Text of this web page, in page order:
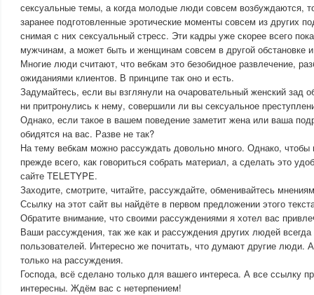
сексуальные темы, а когда молодые люди совсем возбуждаются,
заранее подготовленные эротические моменты совсем из других
снимая с них сексуальный стресс. Эти кадры уже скорее всего
мужчинам, а может быть и женщинам совсем в другой обстановке и
Многие люди считают, что вебкам это безобидное развлечение,
ожиданиями клиентов. В принципе так оно и есть.
Задумайтесь, если вы взглянули на очаровательный женский зад
ни притронулись к нему, совершили ли вы сексуальное
Однако, если такое в вашем поведение заметит жена или ваша
обидятся на вас. Разве не так?
На тему вебкам можно рассуждать довольно много. Однако, чтобы
прежде всего, как говориться собрать материал, а сделать это
сайте TELETYPE.
Заходите, смотрите, читайте, рассуждайте, обменивайтесь
Ссылку на этот сайт вы найдёте в первом предложении этого
Обратите внимание, что своими рассуждениями я хотел вас
Ваши рассуждения, так же как и рассуждения других людей
пользователей. Интересно же почитать, что думают другие люди.
только на рассуждения.
Господа, всё сделано только для вашего интереса. А все ссылку
интересны. Ждём вас с нетерпением!